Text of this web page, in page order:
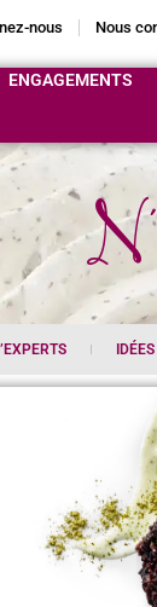
nous Nous
ENGAGEMENTS